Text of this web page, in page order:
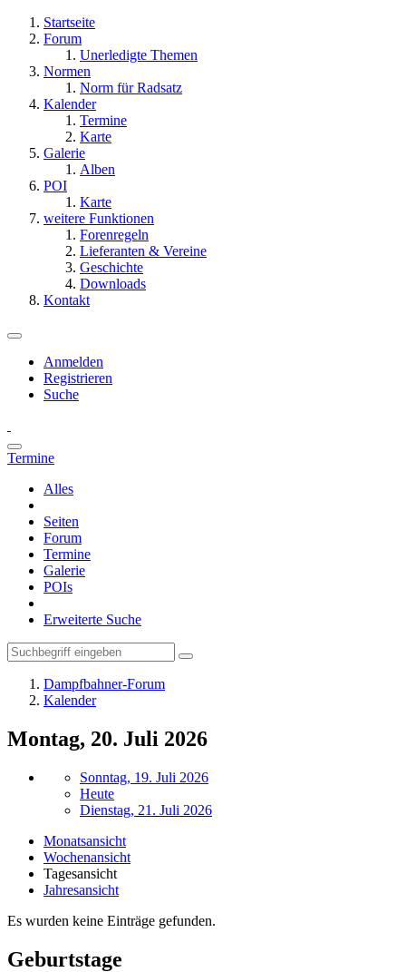
Startseite
Forum
Unerledigte Themen
Normen
Norm für Radsatz
Kalender
Termine
Karte
Galerie
Alben
POI
Karte
weitere Funktionen
Forenregeln
Lieferanten & Vereine
Geschichte
Downloads
Kontakt
Anmelden
Registrieren
Suche
Termine
Alles
Seiten
Forum
Termine
Galerie
POIs
Erweiterte Suche
Dampfbahner-Forum
Kalender
Montag, 20. Juli 2026
Sonntag, 19. Juli 2026
Heute
Dienstag, 21. Juli 2026
Monatsansicht
Wochenansicht
Tagesansicht
Jahresansicht
Es wurden keine Einträge gefunden.
Geburtstage